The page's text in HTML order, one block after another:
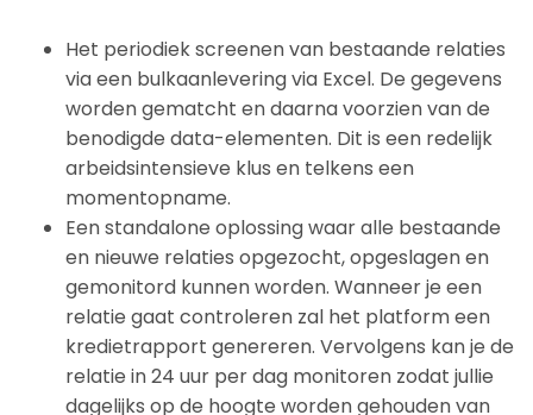
Het periodiek screenen van bestaande relaties
via een bulkaanlevering via Excel. De gegevens
worden gematcht en daarna voorzien van de
benodigde data-elementen. Dit is een redelijk
arbeidsintensieve klus en telkens een
momentopname.
Een standalone oplossing waar alle bestaande
en nieuwe relaties opgezocht, opgeslagen en
gemonitord kunnen worden. Wanneer je een
relatie gaat controleren zal het platform een
kredietrapport genereren. Vervolgens kan je de
relatie in 24 uur per dag monitoren zodat jullie
dagelijks op de hoogte worden gehouden van